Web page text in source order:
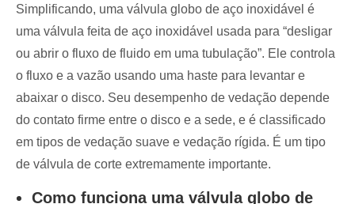
Simplificando, uma válvula globo de aço inoxidável é
uma válvula feita de aço inoxidável usada para “desligar
ou abrir o fluxo de fluido em uma tubulação”. Ele controla
o fluxo e a vazão usando uma haste para levantar e
abaixar o disco. Seu desempenho de vedação depende
do contato firme entre o disco e a sede, e é classificado
em tipos de vedação suave e vedação rígida. É um tipo
de válvula de corte extremamente importante.
Como funciona uma válvula globo de